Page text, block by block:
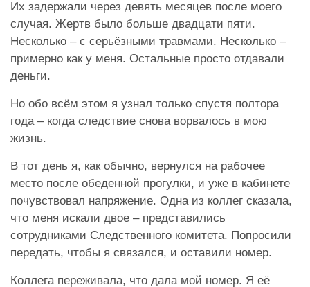
Их задержали через девять месяцев после моего
случая. Жертв было больше двадцати пяти.
Несколько – с серьёзными травмами. Несколько –
примерно как у меня. Остальные просто отдавали
деньги.
Но обо всём этом я узнал только спустя полтора
года – когда следствие снова ворвалось в мою
жизнь.
В тот день я, как обычно, вернулся на рабочее
место после обеденной прогулки, и уже в кабинете
почувствовал напряжение. Одна из коллег сказала,
что меня искали двое – представились
сотрудниками Следственного комитета. Попросили
передать, чтобы я связался, и оставили номер.
Коллега переживала, что дала мой номер. Я её